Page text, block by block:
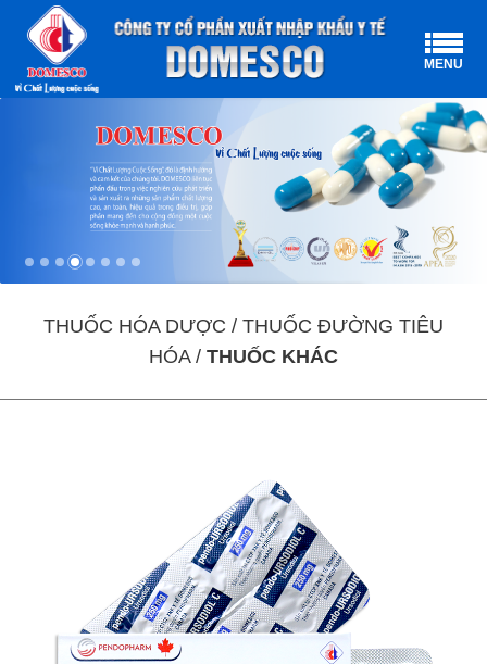
MENU
THUỐC HÓA DƯỢC / THUỐC ĐƯỜNG TIÊU
HÓA / THUỐC KHÁC